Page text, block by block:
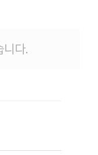
니다.